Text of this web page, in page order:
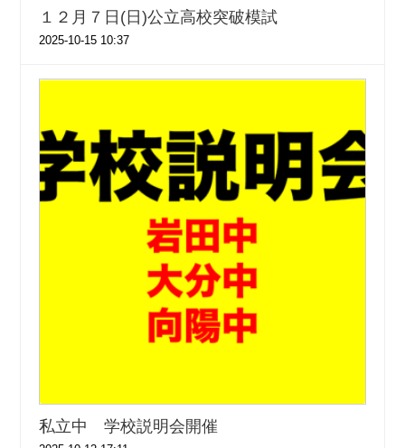
１２月７日(日)公立高校突破模試
2025-10-15 10:37
私立中 学校説明会開催